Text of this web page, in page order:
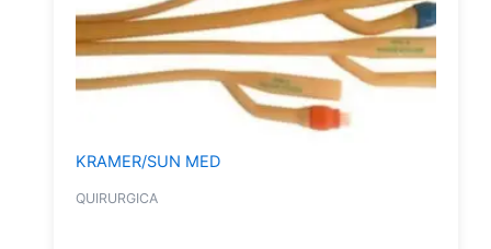
KRAMER/SUN MED
QUIRURGICA